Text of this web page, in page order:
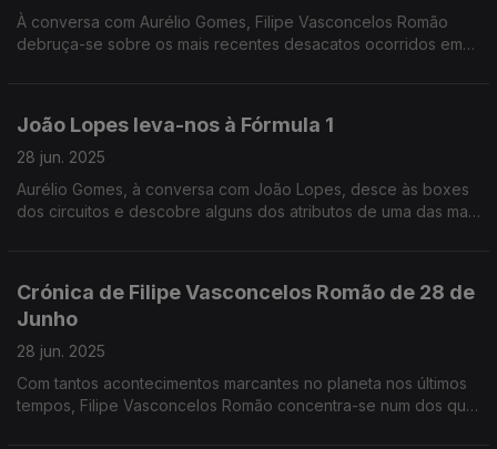
À conversa com Aurélio Gomes, Filipe Vasconcelos Romão
debruça-se sobre os mais recentes desacatos ocorridos em
João Lopes leva-nos à Fórmula 1
28 jun. 2025
Aurélio Gomes, à conversa com João Lopes, desce às boxes
dos circuitos e descobre alguns dos atributos de uma das mais
Crónica de Filipe Vasconcelos Romão de 28 de
Junho
28 jun. 2025
Com tantos acontecimentos marcantes no planeta nos últimos
tempos, Filipe Vasconcelos Romão concentra-se num dos que